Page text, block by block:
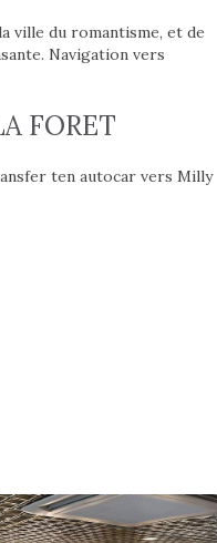
ville du romantisme, et de
Navigation vers
FORET
ten autocar vers Milly